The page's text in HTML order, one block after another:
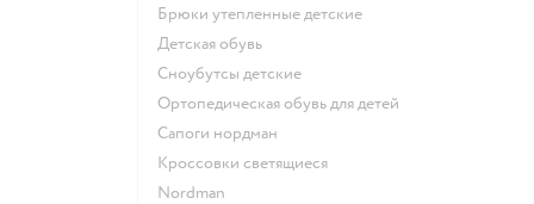
Брюки утепленные детские
Детская обувь
Сноубутсы детские
Ортопедическая обувь для детей
Сапоги нордман
Кроссовки светящиеся
Nordman